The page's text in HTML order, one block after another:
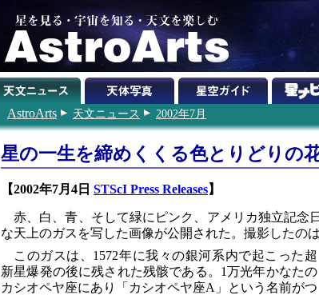
AstroArts 天文ニュース 2002年7月
星の一生を締めくくる色とりどりの
【2002年7月4日 STScI Press Releases】
赤、白、青、そして緑にピンク、アメリカ独立記念
な天上のガスを写した画像が公開された。撮影したのは
このガスは、1572年に我々の銀河系内で起こった超
新星爆発の後に残された残骸である。1万光年かなたの
カシオペヤ座にあり「カシオペヤ座A」という名前がつ